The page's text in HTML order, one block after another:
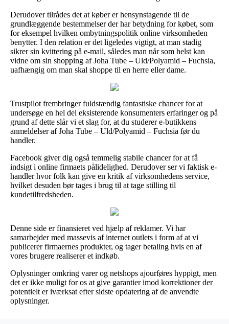
Derudover tilrådes det at køber er hensynstagende til de
grundlæggende bestemmelser der har betydning for købet, som
for eksempel hvilken ombytningspolitik online virksomheden
benytter. I den relation er det ligeledes vigtigt, at man stadig
sikrer sin kvittering på e-mail, således man når som helst kan
vidne om sin shopping af Joha Tube – Uld/Polyamid – Fuchsia,
uafhængig om man skal shoppe til en herre eller dame.
Trustpilot frembringer fuldstændig fantastiske chancer for at
undersøge en hel del eksisterende konsumenters erfaringer og på
grund af dette slår vi et slag for, at du studerer e-butikkens
anmeldelser af Joha Tube – Uld/Polyamid – Fuchsia før du
handler.
Facebook giver dig også temmelig stabile chancer for at få
indsigt i online firmaets pålidelighed. Derudover ser vi faktisk e-
handler hvor folk kan give en kritik af virksomhedens service,
hvilket desuden bør tages i brug til at tage stilling til
kundetilfredsheden.
Denne side er finansieret ved hjælp af reklamer. Vi har
samarbejder med massevis af internet outlets i form af at vi
publicerer firmaernes produkter, og tager betaling hvis en af
vores brugere realiserer et indkøb.
Oplysninger omkring varer og netshops ajourføres hyppigt, men
det er ikke muligt for os at give garantier imod korrektioner der
potentielt er iværksat efter sidste opdatering af de anvendte
oplysninger.